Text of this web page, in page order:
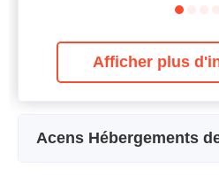
Afficher plus
Acens Hébergements